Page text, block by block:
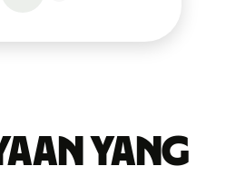
yang